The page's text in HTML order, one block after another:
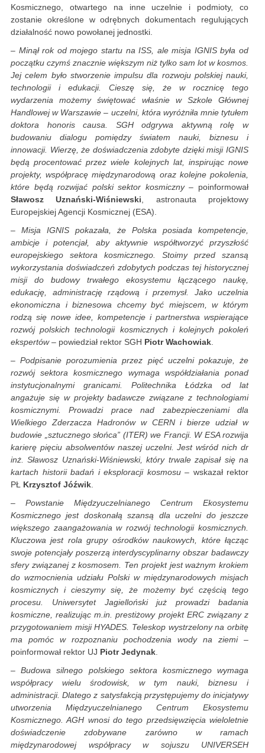
Kosmicznego, otwartego na inne uczelnie i podmioty, co
zostanie określone w odrębnych dokumentach regulujących
działalność nowo powołanej jednostki.
– Minął rok od mojego startu na ISS, ale misja IGNIS była od
początku czymś znacznie większym niż tylko sam lot w kosmos.
Jej celem było stworzenie impulsu dla rozwoju polskiej nauki,
technologii i edukacji. Cieszę się, że w rocznicę tego
wydarzenia możemy świętować właśnie w Szkole Głównej
Handlowej w Warszawie – uczelni, która wyróżniła mnie tytułem
doktora honoris causa. SGH odgrywa aktywną rolę w
budowaniu dialogu pomiędzy światem nauki, biznesu i
innowacji. Wierzę, że doświadczenia zdobyte dzięki misji IGNIS
będą procentować przez wiele kolejnych lat, inspirując nowe
projekty, współpracę międzynarodową oraz kolejne pokolenia,
które będą rozwijać polski sektor kosmiczny– poinformował
Sławosz Uznański-Wiśniewski , astronauta projektowy
Europejskiej Agencji Kosmicznej (ESA).
– Misja IGNIS pokazała, że Polska posiada kompetencje,
ambicje i potencjał, aby aktywnie współtworzyć przyszłość
europejskiego sektora kosmicznego. Stoimy przed szansą
wykorzystania doświadczeń zdobytych podczas tej historycznej
misji do budowy trwałego ekosystemu łączącego naukę,
edukację, administrację rządową i przemysł. Jako uczelnia
ekonomiczna i biznesowa chcemy być miejscem, w którym
rodzą się nowe idee, kompetencje i partnerstwa wspierające
rozwój polskich technologii kosmicznych i kolejnych pokoleń
ekspertów– powiedział rektor SGH Piotr Wachowiak
– Podpisanie porozumienia przez pięć uczelni pokazuje, że
rozwój sektora kosmicznego wymaga współdziałania ponad
instytucjonalnymi granicami. Politechnika Łódzka od lat
angażuje się w projekty badawcze związane z technologiami
kosmicznymi. Prowadzi prace nad zabezpieczeniami dla
Wielkiego Zderzacza Hadronów w CERN i bierze udział w
budowie „sztucznego słońca” (ITER) we Francji. W ESA rozwija
karierę pięciu absolwentów naszej uczelni. Jest wśród nich dr
inż. Sławosz Uznański-Wiśniewski, który trwale zapisał się na
kartach historii badań i eksploracji kosmosu– wskazał rektor
PŁ Krzysztof Jóźwik
– Powstanie Międzyuczelnianego Centrum Ekosystemu
Kosmicznego jest doskonałą szansą dla uczelni do jeszcze
większego zaangażowania w rozwój technologii kosmicznych.
Kluczowa jest rola grupy ośrodków naukowych, które łącząc
swoje potencjały poszerzą interdyscyplinarny obszar badawczy
sfery związanej z kosmosem. Ten projekt jest ważnym krokiem
do wzmocnienia udziału Polski w międzynarodowych misjach
kosmicznych i cieszymy się, że możemy być częścią tego
procesu. Uniwersytet Jagielloński już prowadzi badania
kosmiczne, realizując m.in. prestiżowy projekt ERC związany z
przygotowaniem misji HYADES. Teleskop wystrzelony na orbitę
ma pomóc w rozpoznaniu pochodzenia wody na ziemi–
poinformował rektor UJ Piotr Jedynak
– Budowa silnego polskiego sektora kosmicznego wymaga
współpracy wielu środowisk, w tym nauki, biznesu i
administracji. Dlatego z satysfakcją przystępujemy do inicjatywy
utworzenia Międzyuczelnianego Centrum Ekosystemu
Kosmicznego. AGH wnosi do tego przedsięwzięcia wieloletnie
doświadczenie zdobywane zarówno w ramach
międzynarodowej współpracy w sojuszu UNIVERSEH